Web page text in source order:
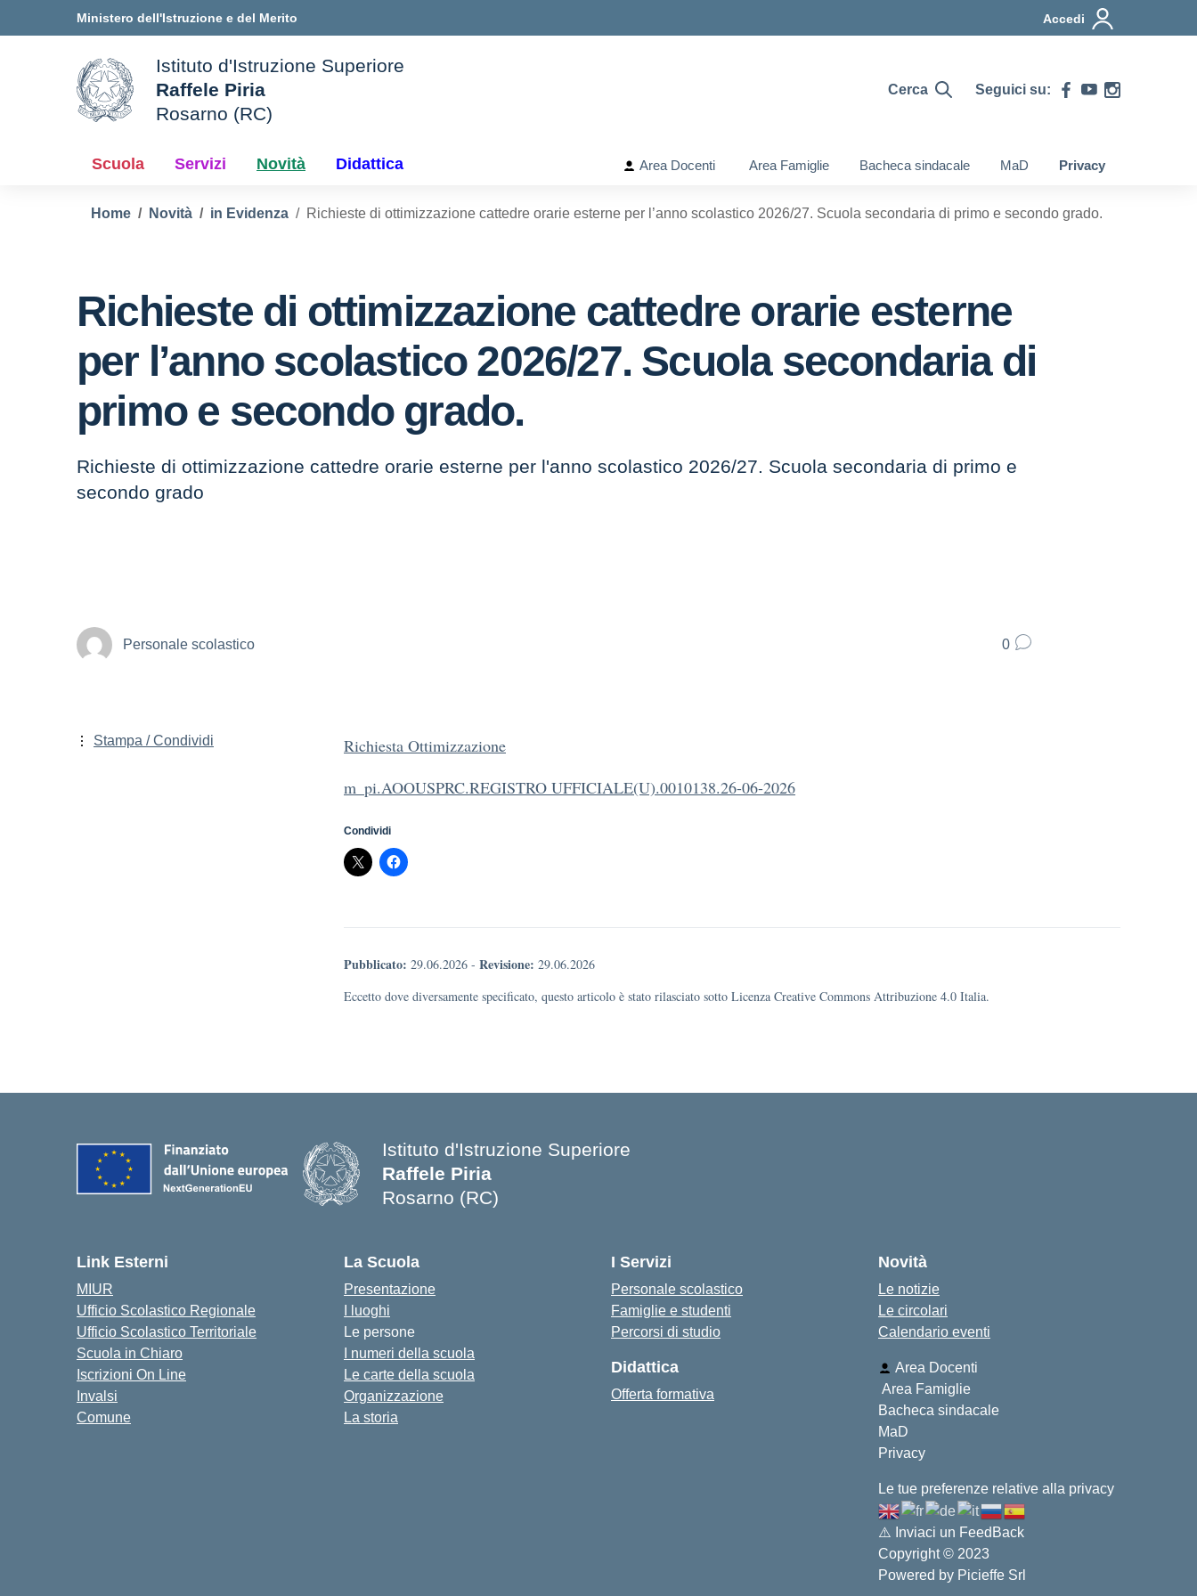
Ministero dell'Istruzione e del Merito Accedi
della scuola
Istituto d'Istruzione Superiore
Raffele Piria
Rosarno (RC)
Cerca Seguici su:
Scuola Servizi Novità Didattica Area Docenti Area Famiglie Bacheca sindacale MaD Privacy
Home Novità in Evidenza Richieste di ottimizzazione cattedre orarie esterne per l’anno scolastico 2026/27. Scuola secondaria di primo e secondo grado.
Richieste di ottimizzazione cattedre orarie esterne
per l’anno scolastico 2026/27. Scuola secondaria di
primo e secondo grado.
Richieste di ottimizzazione cattedre orarie esterne per l'anno scolastico 2026/27. Scuola secondaria di primo e
secondo grado
Personale scolastico 0
Richiesta Ottimizzazione
m_pi.AOOUSPRC.REGISTRO UFFICIALE(U).0010138.26-06-2026
Condividi
Pubblicato: 29.06.2026 - Revisione: 29.06.2026
Eccetto dove diversamente specificato, questo articolo è stato rilasciato sotto Licenza Creative Commons Attribuzione 4.0 Italia.
Stampa / Condividi
Istituto d'Istruzione Superiore
Raffele Piria
Rosarno (RC)
Link Esterni
MIUR
Ufficio Scolastico Regionale
Ufficio Scolastico Territoriale
Scuola in Chiaro
Iscrizioni On Line
Invalsi
Comune
La Scuola
Presentazione
I luoghi
Le persone
I numeri della scuola
Le carte della scuola
Organizzazione
La storia
I Servizi
Personale scolastico
Famiglie e studenti
Percorsi di studio
Didattica
Offerta formativa
Novità
Le notizie
Le circolari
Calendario eventi
Area Docenti
Area Famiglie
Bacheca sindacale
MaD
Privacy
Le tue preferenze relative alla privacy
⚠️ Inviaci un FeedBack
Copyright © 2023
Powered by Picieffe Srl